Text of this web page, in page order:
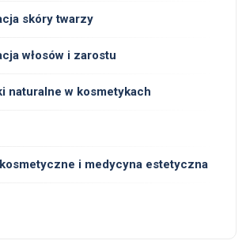
skóry twarzy
włosów i zarostu
naturalne w kosmetykach
i medycyna estetyczna